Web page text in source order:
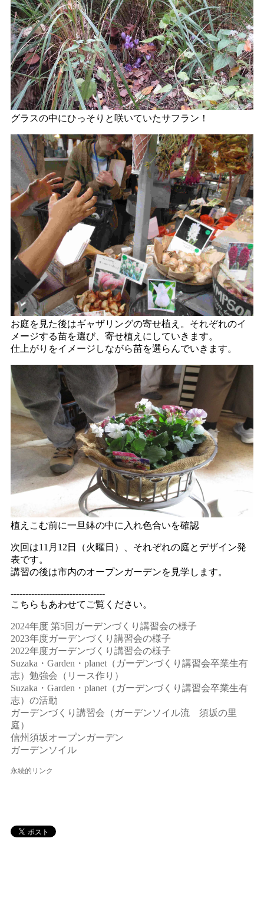
グラスの中にひっそりと咲いていたサフラン！
お庭を見た後はギャザリングの寄せ植え。それぞれのイ
メージする苗を選び、寄せ植えにしていきます。
仕上がりをイメージしながら苗を選らんでいきます。
植えこむ前に一旦鉢の中に入れ色合いを確認
次回は11月12日（火曜日）、それぞれの庭とデザイン発
表です。
講習の後は市内のオープンガーデンを見学します。
--------------------------------
こちらもあわせてご覧ください。
2024年度 第5回ガーデンづくり講習会の様子
2023年度ガーデンづくり講習会の様子
2022年度ガーデンづくり講習会の様子
Suzaka・Garden・planet（ガーデンづくり講習会卒業生有
志）勉強会（リース作り）
Suzaka・Garden・planet（ガーデンづくり講習会卒業生有
志）の活動
ガーデンづくり講習会（ガーデンソイル流 須坂の里
庭）
信州須坂オープンガーデン
ガーデンソイル
永続的リンク